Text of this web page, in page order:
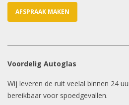
AFSPRAAK MAKEN
Voordelig Autoglas
Wij leveren de ruit veelal binnen 24
bereikbaar voor spoedgevallen.